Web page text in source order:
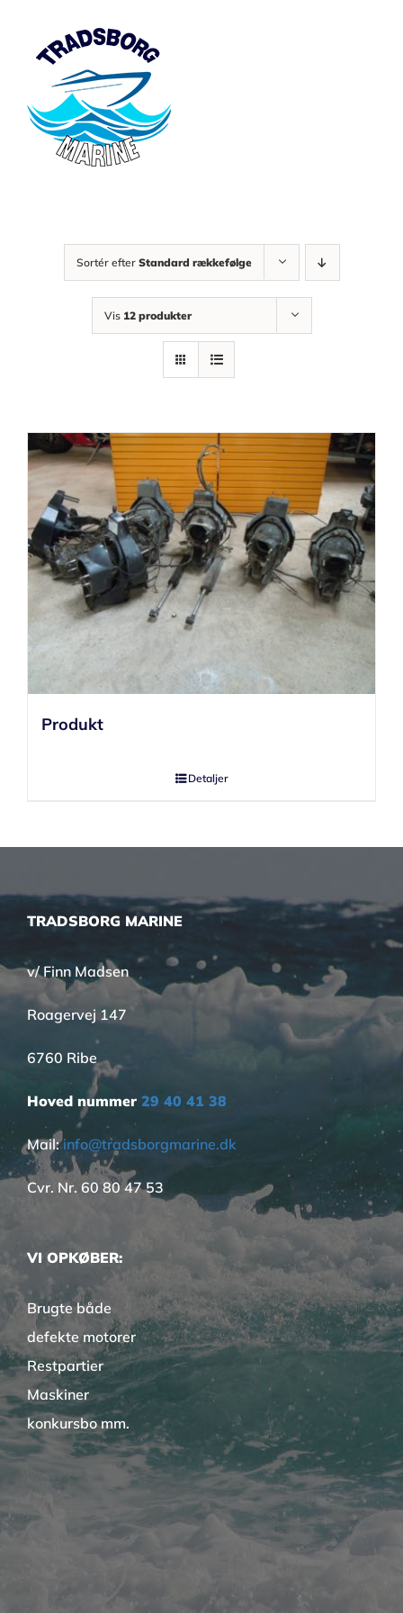
Sortér efter Standard rækkefølge
Vis 12 produkter
Produkt
Detaljer
TRADSBORG MARINE
v/ Finn Madsen
Roagervej 147
6760 Ribe
Hoved nummer 29 40 41 38
Mail:info@tradsborgmarine.dk
Cvr. Nr. 60 80 47 53
VI OPKØBER:
Brugte både
defekte motorer
Restpartier
Maskiner
konkursbo mm.